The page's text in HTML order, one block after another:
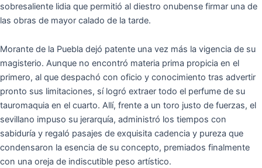
sobresaliente lidia que permitió al diestro onubense firmar una de
las obras de mayor calado de la tarde.
Morante de la Puebla dejó patente una vez más la vigencia de su
magisterio. Aunque no encontró materia prima propicia en el
primero, al que despachó con oficio y conocimiento tras advertir
pronto sus limitaciones, sí logró extraer todo el perfume de su
tauromaquia en el cuarto. Allí, frente a un toro justo de fuerzas, el
sevillano impuso su jerarquía, administró los tiempos con
sabiduría y regaló pasajes de exquisita cadencia y pureza que
condensaron la esencia de su concepto, premiados finalmente
con una oreja de indiscutible peso artístico.